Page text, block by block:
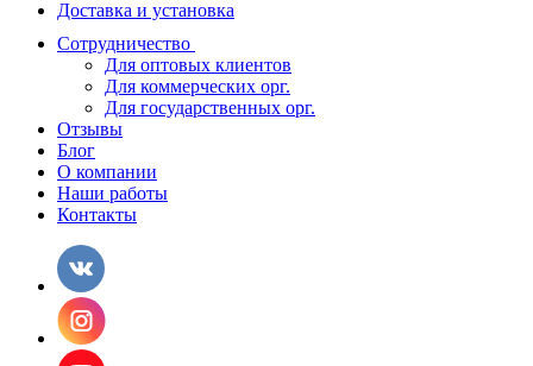
Доставка и установка
Сотрудничество
Для оптовых клиентов
Для коммерческих орг.
Для государственных орг.
Отзывы
Блог
О компании
Наши работы
Контакты